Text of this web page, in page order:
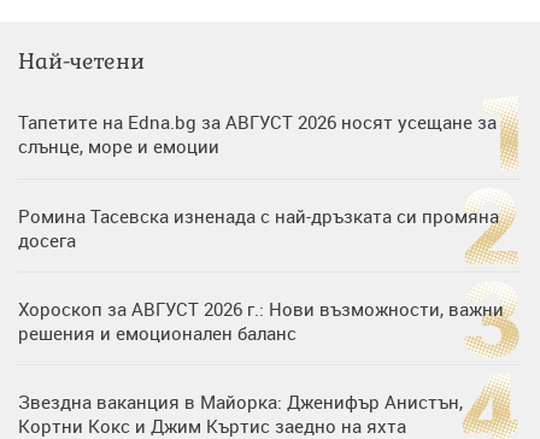
Най-четени
Тапетите на Edna.bg за АВГУСТ 2026 носят усещане за
слънце, море и емоции
Ромина Тасевска изненада с най-дръзката си промяна
досега
Хороскоп за АВГУСТ 2026 г.: Нови възможности, важни
решения и емоционален баланс
Звездна ваканция в Майорка: Дженифър Анистън,
Кортни Кокс и Джим Къртис заедно на яхта